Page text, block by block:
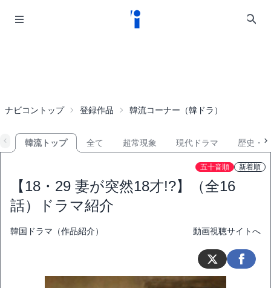
ナビコントップ 登録作品 韓流コーナー（韓ドラ）
韓流トップ 全て 超常現象 現代ドラマ 歴史・
五十音順 新着順
【18・29 妻が突然18才!?】（全16
話）ドラマ紹介
韓国ドラマ（作品紹介） 動画視聴サイトへ